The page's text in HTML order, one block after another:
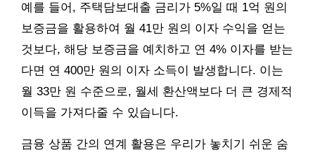
예를 들어, 주택담보대출 금리가 5%일 때 1억 원의
보증금을 활용하여 월 41만 원의 이자 수익을 얻는
것보다, 해당 보증금을 예치하고 연 4% 이자를 받는
다면 연 400만 원의 이자 소득이 발생합니다. 이는
월 33만 원 수준으로, 월세 환산액보다 더 큰 경제적
이득을 가져다줄 수 있습니다.
금융 상품 간의 연계 활용은 우리가 놓치기 쉬운 숨